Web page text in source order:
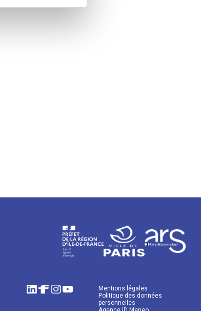
Mentions légales
Politique des données
personnelles